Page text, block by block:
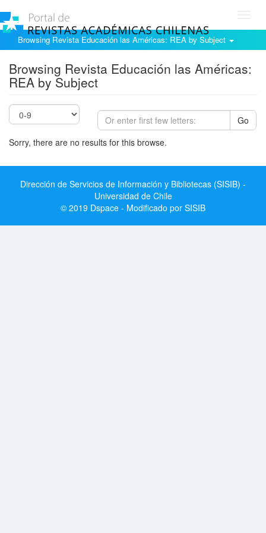
Browsing Revista Educación las Américas: REA by Subject
Browsing Revista Educación las Américas:
REA by Subject
Go
Sorry, there are no results for this browse.
Dirección de Servicios de Información y Bibliotecas (SISIB) -
Universidad de Chile
© 2019 Dspace - Modificado por SISIB